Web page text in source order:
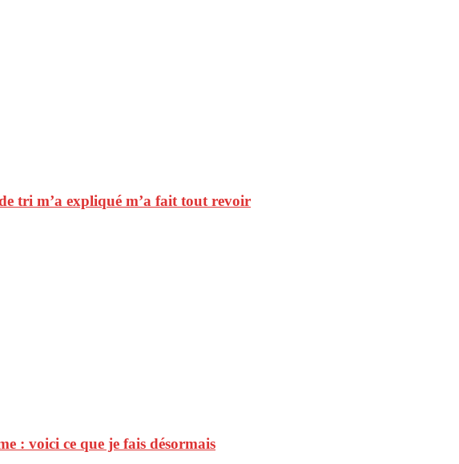
tri m’a expliqué m’a fait tout revoir
: voici ce que je fais désormais